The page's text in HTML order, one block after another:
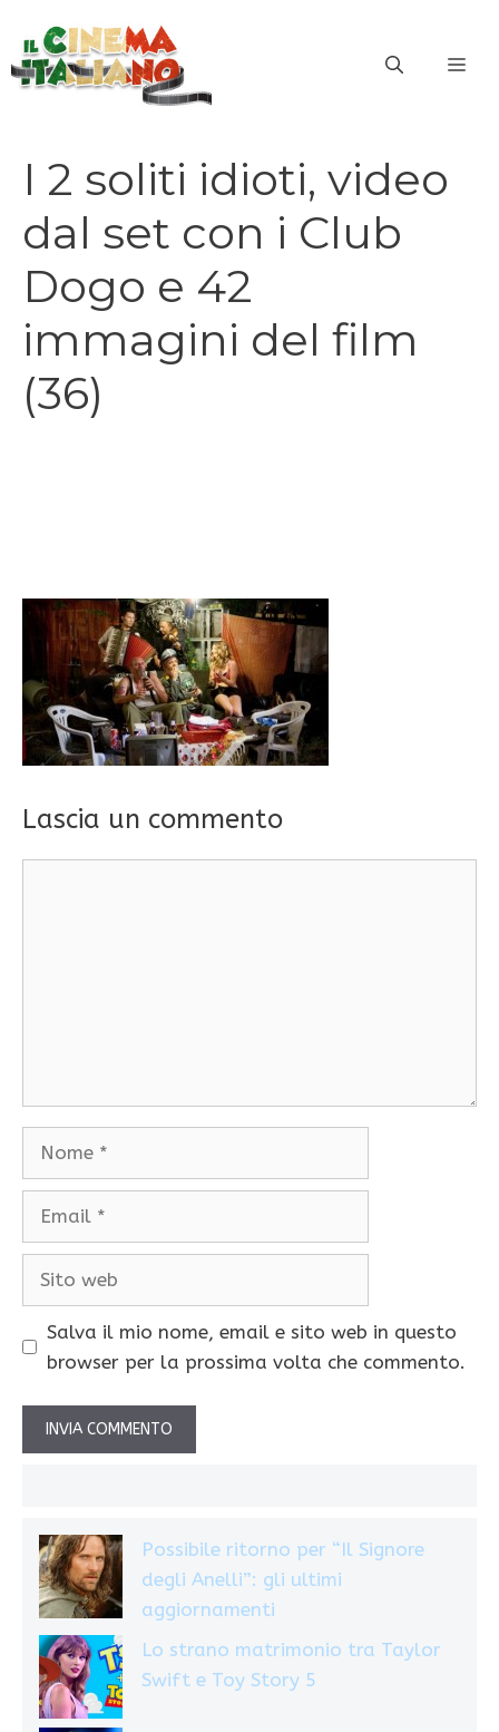
contenuto
I 2 soliti idioti, video
dal set con i Club
Dogo e 42
immagini del film
(36)
Lascia un commento
Salva il mio nome, email e sito web in questo
browser per la prossima volta che commento.
Possibile ritorno per “Il Signore
degli Anelli”: gli ultimi
aggiornamenti
Lo strano matrimonio tra Taylor
Swift e Toy Story 5